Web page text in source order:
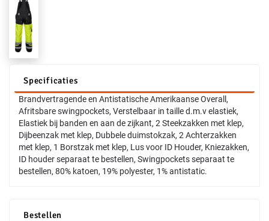
Specificaties
Brandvertragende en Antistatische Amerikaanse Overall,
Afritsbare swingpockets, Verstelbaar in taille d.m.v elastiek,
Elastiek bij banden en aan de zijkant, 2 Steekzakken met klep,
Dijbeenzak met klep, Dubbele duimstokzak, 2 Achterzakken
met klep, 1 Borstzak met klep, Lus voor ID Houder, Kniezakken,
ID houder separaat te bestellen, Swingpockets separaat te
bestellen, 80% katoen, 19% polyester, 1% antistatic.
Bestellen